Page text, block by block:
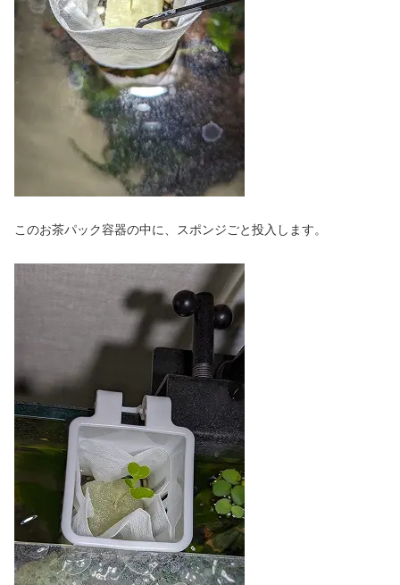
このお茶パック容器の中に、スポンジごと投入します。